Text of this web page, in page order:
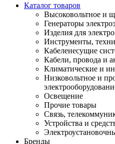
Каталог товаров
Высоковольтное и
Генераторы
Изделия для
Инструменты,
Кабеленесущие
Кабели, провода и
Климатические и
Низковольтное и
Освещение
Прочие товары
Связь,
Устройства и
Бренды